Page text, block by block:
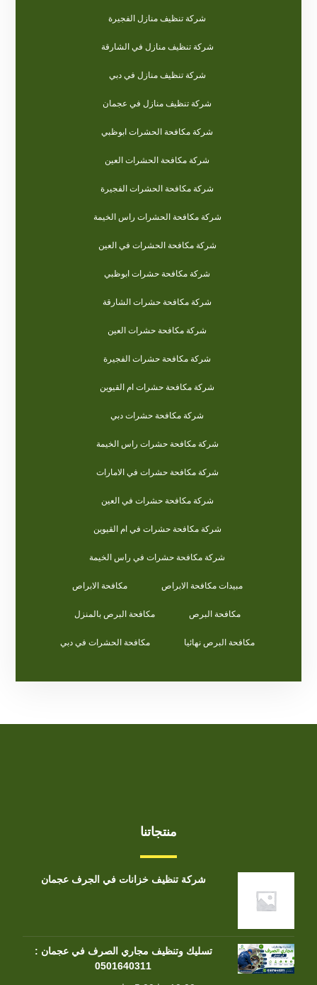
شركة تنظيف منازل الفجيرة
شركة تنظيف منازل في الشارقة
شركة تنظيف منازل في دبي
شركة تنظيف منازل في عجمان
شركة مكافحة الحشرات ابوظبي
شركة مكافحة الحشرات العين
شركة مكافحة الحشرات الفجيرة
شركة مكافحة الحشرات راس الخيمة
شركة مكافحة الحشرات في العين
شركة مكافحة حشرات ابوظبي
شركة مكافحة حشرات الشارقة
شركة مكافحة حشرات العين
شركة مكافحة حشرات الفجيرة
شركة مكافحة حشرات ام القيوين
شركة مكافحة حشرات دبي
شركة مكافحة حشرات راس الخيمة
شركة مكافحة حشرات في الامارات
شركة مكافحة حشرات في العين
شركة مكافحة حشرات في ام القيوين
شركة مكافحة حشرات في راس الخيمة
مبيدات مكافحة الابراص مكافحة الابراص
مكافحة البرص مكافحة البرص بالمنزل
مكافحة البرص نهائيا مكافحة الحشرات في دبي
منتجاتنا
شركة تنظيف خزانات في الجرف عجمان
تسليك وتنظيف مجاري الصرف في عجمان :
0501640311